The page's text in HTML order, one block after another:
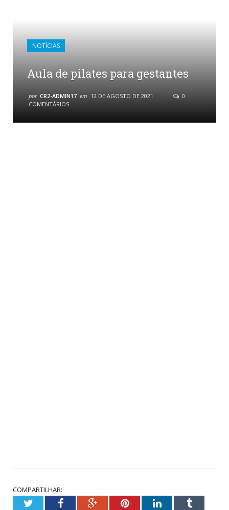
NOTÍCIAS
Aula de pilates para gestantes
por CR2-ADMIN17 em 12 DE AGOSTO DE 2021
0
COMENTÁRIOS
COMPARTILHAR:
TwitterFacebookGoogle+PinterestLinkedInTumblr